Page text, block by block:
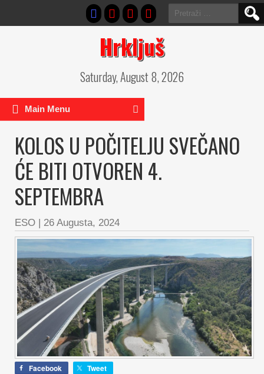
Pretraga:
Hrkljuš
Saturday, August 8, 2026
Main Menu
KOLOS U POČITELJU SVEČANO
ĆE BITI OTVOREN 4.
SEPTEMBRA
ESO | 26 Augusta, 2024
Facebook Tweet